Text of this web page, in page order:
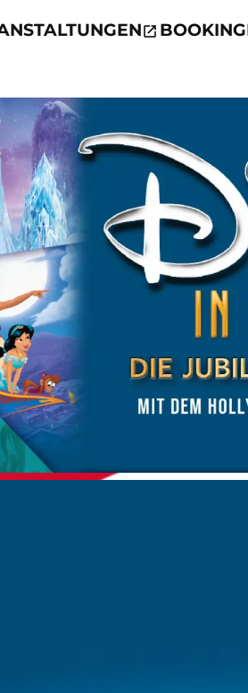
BOOKING